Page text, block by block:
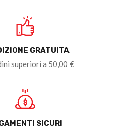
GRATUITA
superiori a 50,00 €
SICURI